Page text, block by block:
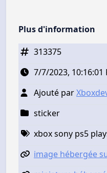
Plus d'information
313375
7/7/2023, 10:16:01
Ajouté par
sticker
xbox sony ps5
image hébergée